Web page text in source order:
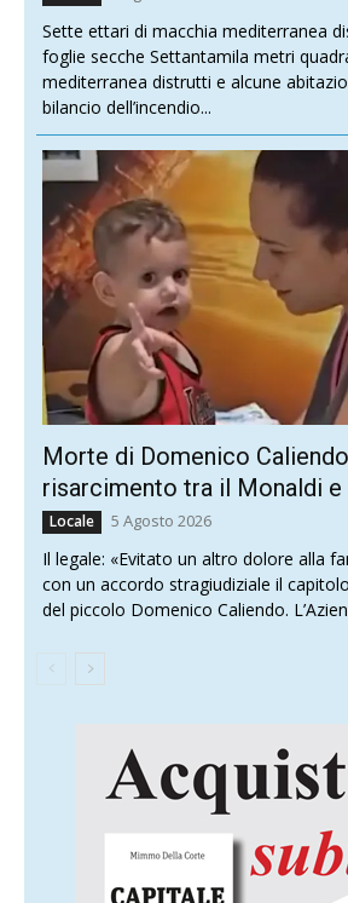
Sette ettari di macchia mediterranea
foglie secche Settantamila metri
mediterranea distrutti e alcune
bilancio dell’incendio...
Morte di Domenico
risarcimento tra il Monaldi
Locale 5 Agosto 2026
Il legale: «Evitato un altro dolore alla
con un accordo stragiudiziale il
del piccolo Domenico Caliendo.